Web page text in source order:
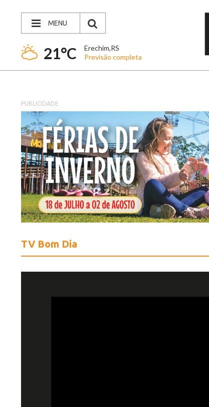
MENU
21°C
Erechim,RS
Previsão completa
PUBLICIDADE
TV Bom Dia